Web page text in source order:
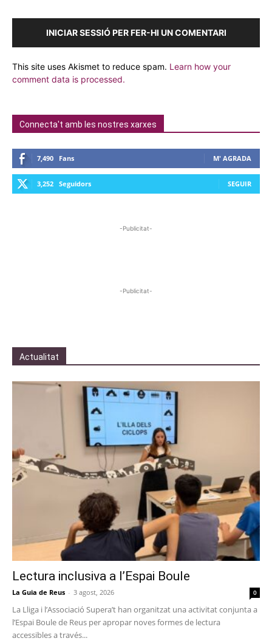
INICIAR SESSIÓ PER FER-HI UN COMENTARI
This site uses Akismet to reduce spam. Learn how your
comment data is processed.
Connecta't amb les nostres xarxes
7,490 Fans M' AGRADA
3,252 Seguidors SEGUIR
-Publicitat-
-Publicitat-
Actualitat
Lectura inclusiva a l’Espai Boule
La Guia de Reus - 3 agost, 2026 0
La Lliga i l’Associació Supera’t han organitzat una activitat conjunta a
l’Espai Boule de Reus per apropar noves formes de lectura
accessibles a través...